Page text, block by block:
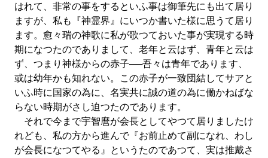
はれて、非常の事をするといふ事は御筆先にも出て居り
ますが、私も『神霊界』にいつか書いた様に思うて居り
ます。愈々瑞の神歌に私が歌つておいた事が実現する時
期になつたのでありまして、老年と云はず、青年と云は
ず、つまり神様からの赤子──吾々は青年であります、
或は幼年かも知れない。この赤子が一致団結してサアと
いふ時に国家の為に、名実共に誠の道の為に働かねばな
らない時期がさし迫つたのであります。
それで今まで宇智麿が会長としてやつて居りましたけ
れども、私の方から進んで『お前止めて副になれ、わし
が会長になつてやる』というたのであつて、実は推戴さ